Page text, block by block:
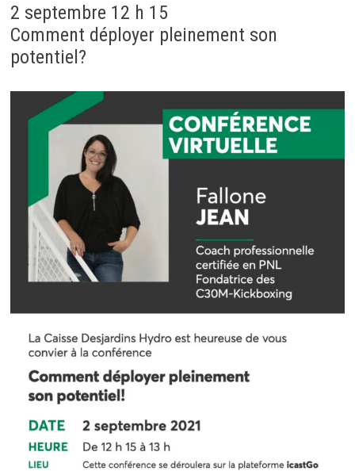
2 septembre 12 h 15
Comment déployer pleinement son
potentiel?